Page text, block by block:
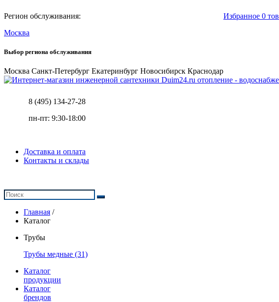
Регион обслуживания:
Москва
Выбор региона обслуживания
Москва Санкт-Петербург Екатеринбург Новосибирск Краснодар
Избранное 0
отопление -
8 (495) 134-27-28
пн-пт: 9:30-18:00
Доставка и оплата
Контакты и склады
Главная /
Каталог
Трубы
Трубы медные (31)
Каталог
продукции
Каталог
брендов